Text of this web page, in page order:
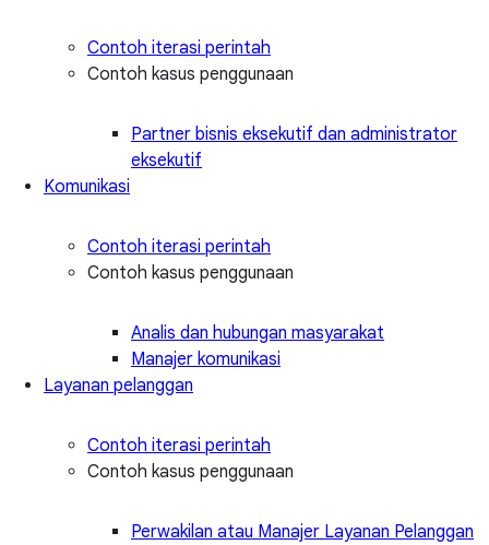
Contoh iterasi perintah
Contoh kasus penggunaan
Partner bisnis eksekutif dan administrator
eksekutif
Komunikasi
Contoh iterasi perintah
Contoh kasus penggunaan
Analis dan hubungan masyarakat
Manajer komunikasi
Layanan pelanggan
Contoh iterasi perintah
Contoh kasus penggunaan
Perwakilan atau Manajer Layanan Pelanggan